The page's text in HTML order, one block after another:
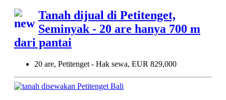
Tanah dijual di Petitenget,
Seminyak - 20 are hanya 700 m
dari pantai
20 are, Petitenget - Hak sewa, EUR 829,000